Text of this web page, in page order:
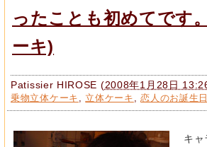
ったことも初めてです
ーキ)
Patissier HIROSE (2008年1月28日
乗物立体ケーキ 立体ケーキ ,恋人のお誕生
キャ